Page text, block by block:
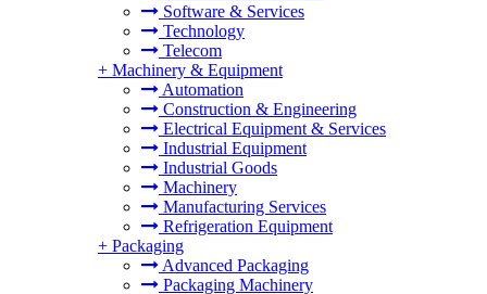
Software & Services
Technology
Telecom
+ Machinery & Equipment
Automation
Construction & Engineering
Electrical Equipment & Services
Industrial Equipment
Industrial Goods
Machinery
Manufacturing Services
Refrigeration Equipment
+ Packaging
Advanced Packaging
Packaging Machinery